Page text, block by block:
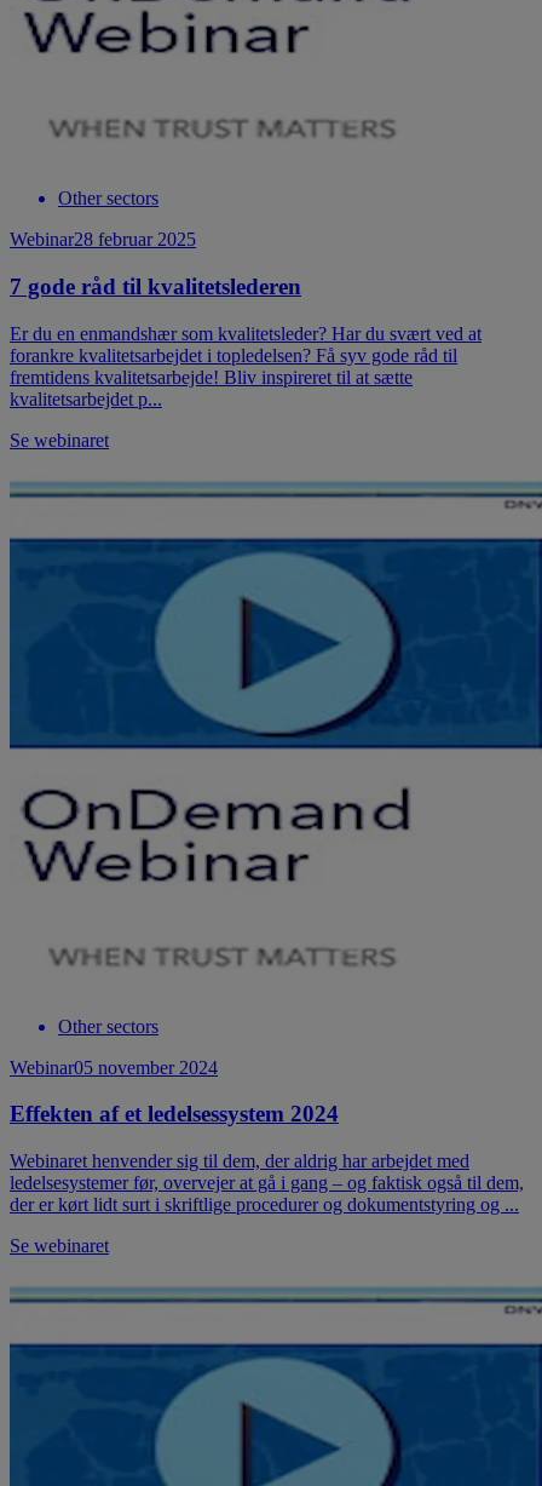
Other sectors
Webinar28 februar 2025
7 gode råd til kvalitetslederen
Er du en enmandshær som kvalitetsleder? Har du svært ved at
forankre kvalitetsarbejdet i topledelsen? Få syv gode råd til
fremtidens kvalitetsarbejde! Bliv inspireret til at sætte
kvalitetsarbejdet p...
Se webinaret
Other sectors
Webinar05 november 2024
Effekten af et ledelsessystem 2024
Webinaret henvender sig til dem, der aldrig har arbejdet med
ledelsesystemer før, overvejer at gå i gang – og faktisk også til dem,
der er kørt lidt surt i skriftlige procedurer og dokumentstyring og ...
Se webinaret